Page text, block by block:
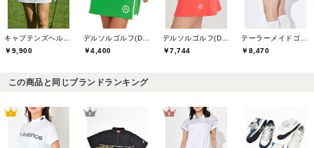
キャプテンズヘルムゴルフ(Captains Helm Golf)
￥9,900
デルソルゴルフ(DELSOL GOLF)
￥4,400
デルソルゴルフ(DELSOL GOLF)
￥7,744
テーラーメイドゴルフ(TaylorMade Golf)
￥8,470
この商品と同じブランドランキング